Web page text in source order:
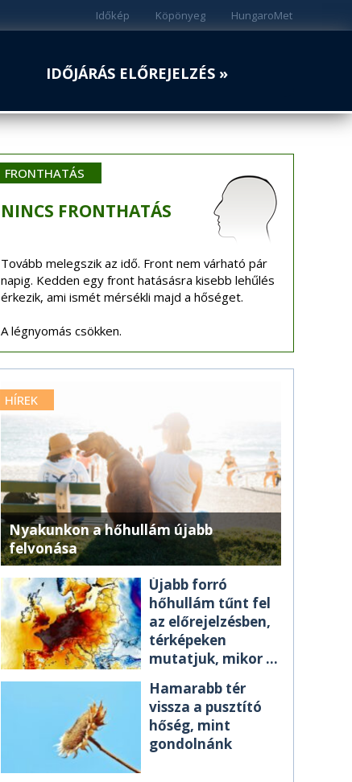
HungaroMet
Köpönyeg
Időkép
IDŐJÁRÁS ELŐREJELZÉS »
FRONTHATÁS
NINCS FRONTHATÁS
Tovább melegszik az idő. Front nem várható pár
napig. Kedden egy front hatásásra kisebb lehűlés
érkezik, ami ismét mérsékli majd a hőséget.
A légnyomás csökken.
HÍREK
Nyakunkon a hőhullám újabb
felvonása
Újabb forró
hőhullám tűnt fel
az előrejelzésben,
térképeken
mutatjuk, mikor ér
Hamarabb tér
vissza a pusztító
hőség, mint
gondolnánk